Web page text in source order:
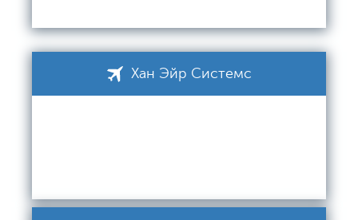
Хан Эйр Системс